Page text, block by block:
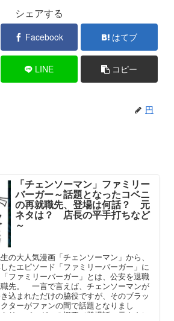
シェアする
Facebook はてブ
LINE コピー
円
「チェンソーマン」ファミリー
バーガー～話題となったコベニ
の再就職先、登場は何話？ 元
ネタは？ 店長の平手打ちなど
～
の大人気漫画「チェンソーマン」から、
たエピソード「ファミリーバーガー」に
ファミリーバーガー」とは、公安を退職
先。 一言で言えば、チェンソーマンが
込まれただけの脇役ですが、そのブラッ
ターがファンの間で話題となりまし
リーバーガーの概要（登場話・元ネタ）